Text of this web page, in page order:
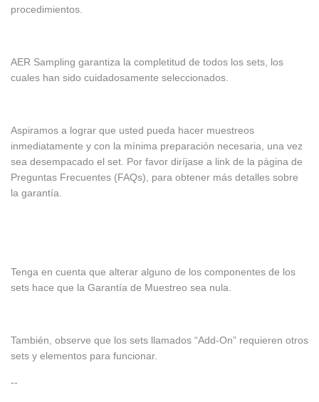
procedimientos.
AER Sampling garantiza la completitud de todos los sets, los
cuales han sido cuidadosamente seleccionados.
Aspiramos a lograr que usted pueda hacer muestreos
inmediatamente y con la mínima preparación necesaria, una vez
sea desempacado el set. Por favor diríjase a link de la página de
Preguntas Frecuentes (FAQs), para obtener más detalles sobre
la garantía.
Tenga en cuenta que alterar alguno de los componentes de los
sets hace que la Garantía de Muestreo sea nula.
También, observe que los sets llamados “Add-On” requieren otros
sets y elementos para funcionar.
--